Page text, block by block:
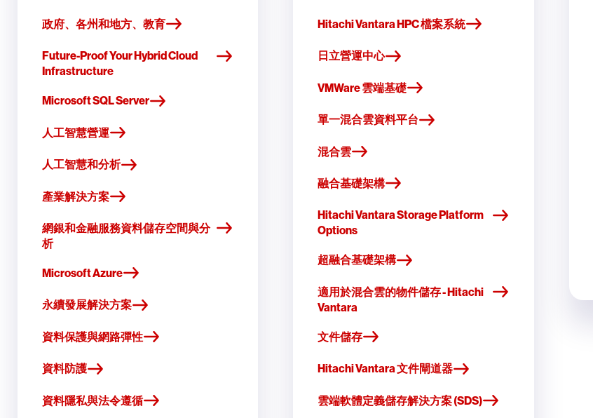
政府、各州和地方、教育
Future-Proof Your Hybrid Cloud
Infrastructure
Microsoft SQL Server
人工智慧營運
人工智慧和分析
產業解決方案
網銀和金融服務資料儲存空間與分
析
Microsoft Azure
永續發展解決方案
資料保護與網路彈性
資料防護
資料隱私與法令遵循
Hitachi Vantara HPC 檔案系統
日立營運中心
VMWare 雲端基礎
單一混合雲資料平台
混合雲
融合基礎架構
Hitachi Vantara Storage Platform
Options
超融合基礎架構
適用於混合雲的物件儲存 - Hitachi
Vantara
文件儲存
Hitachi Vantara 文件閘道器
雲端軟體定義儲存解決方案 (SDS)